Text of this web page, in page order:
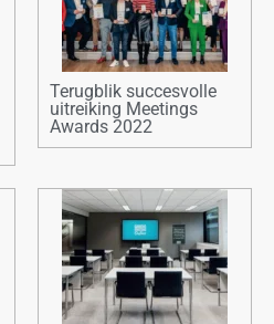
Terugblik succesvolle
uitreiking Meetings
Awards 2022